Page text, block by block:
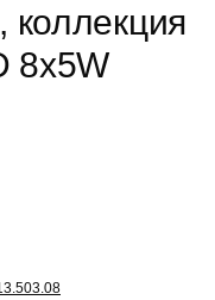
коллекция
8x5W